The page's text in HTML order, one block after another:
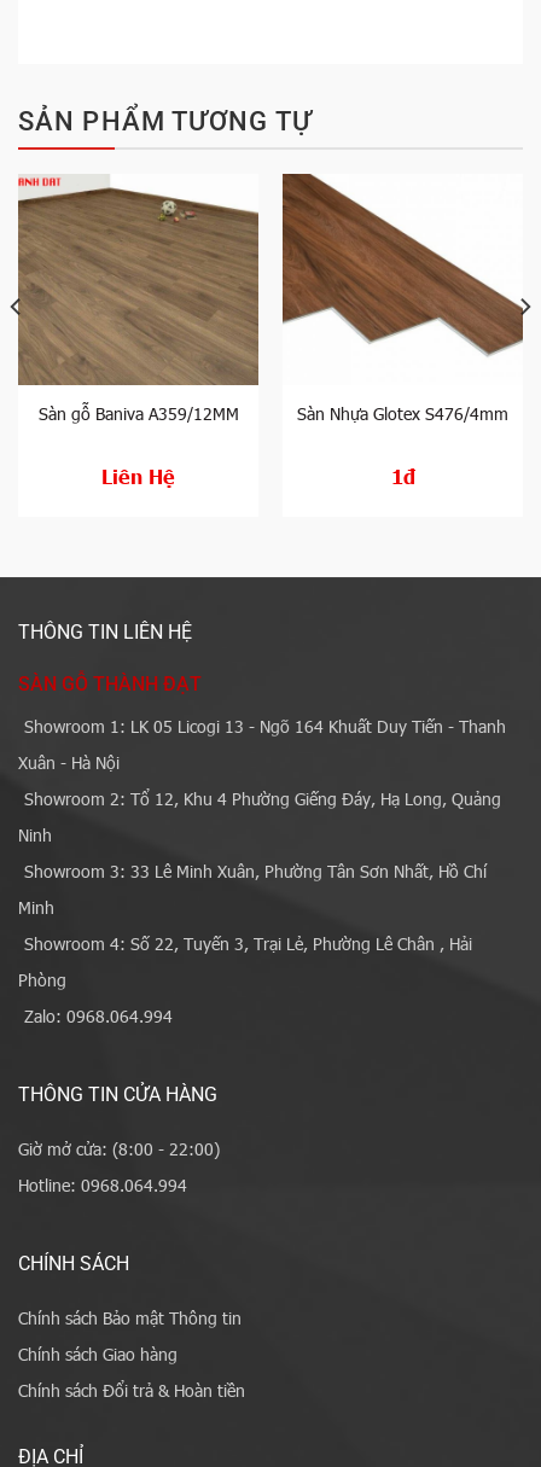
SẢN PHẨM TƯƠNG TỰ
Sàn gỗ Baniva A359/12MM
Liên Hệ
Sàn Nhựa Glotex S476/4mm
1đ
THÔNG TIN LIÊN HỆ
SÀN GỖ THÀNH ĐẠT
Showroom 1: LK 05 Licogi 13 - Ngõ 164 Khuất Duy Tiến - Thanh
Xuân - Hà Nội
Showroom 2: Tổ 12, Khu 4 Phường Giếng Đáy, Hạ Long, Quảng
Ninh
Showroom 3: 33 Lê Minh Xuân, Phường Tân Sơn Nhất, Hồ Chí
Minh
Showroom 4: Số 22, Tuyến 3, Trại Lẻ, Phường Lê Chân , Hải
Phòng
Zalo: 0968.064.994
THÔNG TIN CỬA HÀNG
Giờ mở cửa: (8:00 - 22:00)
Hotline: 0968.064.994
CHÍNH SÁCH
Chính sách Bảo mật Thông tin
Chính sách Giao hàng
Chính sách Đổi trả & Hoàn tiền
ĐỊA CHỈ